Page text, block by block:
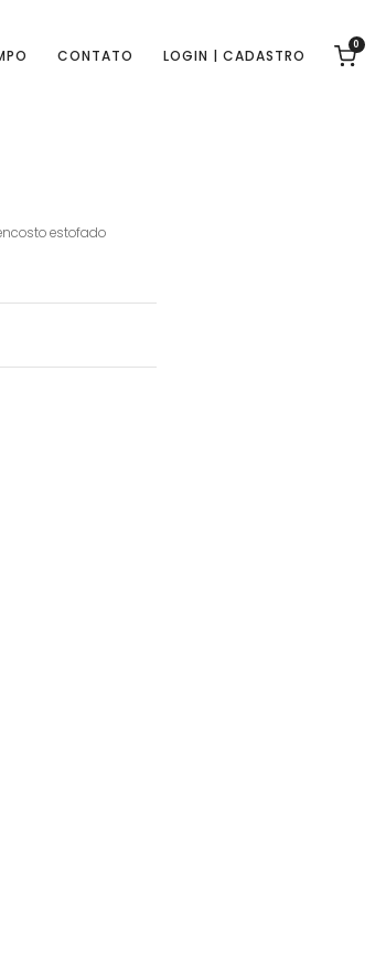
CONTATO LOGIN | CADASTRO
0
estofado